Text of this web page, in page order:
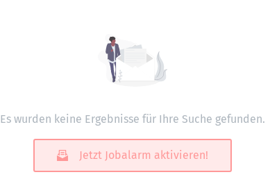
Es wurden keine Ergebnisse für Ihre Suche gefunden.
Jetzt Jobalarm aktivieren!